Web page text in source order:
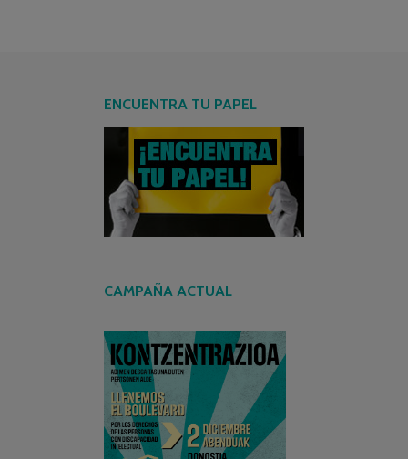
ENCUENTRA TU PAPEL
CAMPAÑA ACTUAL